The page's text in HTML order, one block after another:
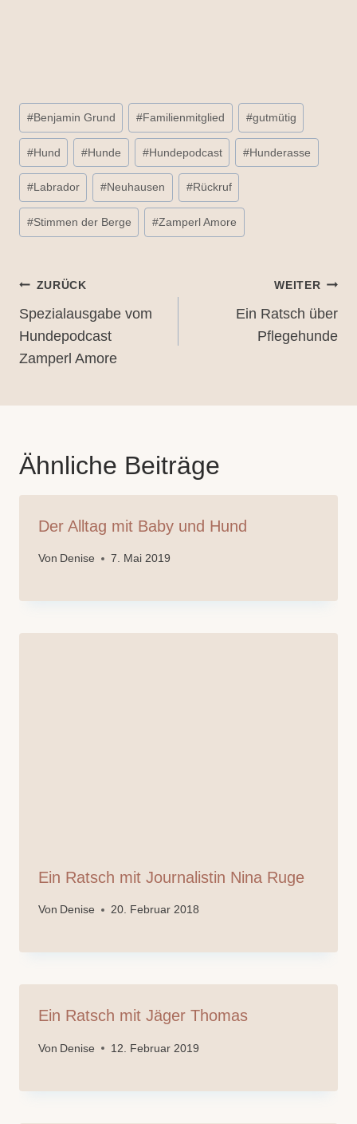
Schlagworte:
#Benjamin Grund #Familienmitglied #gutmütig
#Hund #Hunde #Hundepodcast #Hunderasse
#Labrador #Neuhausen #Rückruf
#Stimmen der Berge #Zamperl Amore
Beitragsnavigation
ZURÜCK
Spezialausgabe vom
Hundepodcast
Zamperl Amore
WEITER
Ein Ratsch über
Pflegehunde
Ähnliche Beiträge
Der Alltag mit Baby und Hund
Von Denise 7. Mai 2019
Ein Ratsch mit Journalistin Nina Ruge
Von Denise 20. Februar 2018
Ein Ratsch mit Jäger Thomas
Von Denise 12. Februar 2019